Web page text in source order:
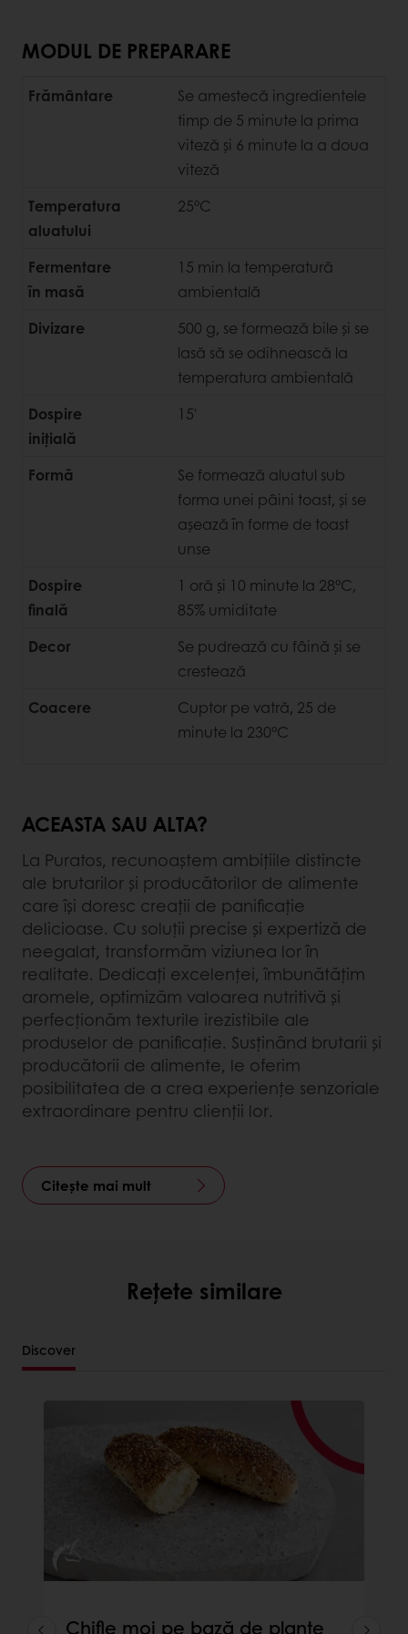
MODUL DE PREPARARE
Frământare
Se amestecă ingredientele
timp de 5 minute la prima
viteză și 6 minute la a doua
viteză
Temperatura
aluatului
25°C
Fermentare
în masă
15 min la temperatură
ambientală
Divizare
500 g, se formează bile și se
lasă să se odihnească la
temperatura ambientală
Dospire
inițială
15'
Formă
Se formează aluatul sub
forma unei pâini toast, și se
așează în forme de toast
unse
Dospire
finală
1 oră și 10 minute la 28°C,
85% umiditate
Decor
Se pudrează cu fâină și se
crestează
Coacere
Cuptor pe vatră, 25 de
minute la 230°C
ACEASTA SAU ALTA?
La Puratos, recunoaștem ambițiile distincte
ale brutarilor și producătorilor de alimente
care își doresc creații de panificație
delicioase. Cu soluții precise și expertiză de
neegalat, transformăm viziunea lor în
realitate. Dedicați excelenței, îmbunătățim
aromele, optimizăm valoarea nutritivă și
perfecționăm texturile irezistibile ale
produselor de panificație. Susținând brutarii și
producătorii de alimente, le oferim
posibilitatea de a crea experiențe senzoriale
extraordinare pentru clienții lor.
Citește mai mult
Rețete similare
Discover
Chifle moi pe bază de plante